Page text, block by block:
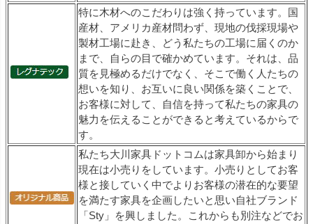
特に木材へのこだわりは強く持っています。国
産材、アメリカ産材問わず、現地の伐採現場や
製材工場に赴き、どう私たちの工場に届くのか
まで、自らの目で確かめています。それは、品
質を見極めるだけでなく、そこで働く人たちの
想いを知り、お互いに良い関係を築くことで、
お客様に対して、自信を持って私たちの家具の
魅力を伝えることができると考えているからで
す。
私たち大川家具ドットコムは家具卸から始まり
現在は小売りをしています。小売りとしてお客
様と接していく中でよりお客様の潜在的な要望
を満たす家具を企画したいと思い自社ブランド
「Sty」を興しました。これからも別注などでお